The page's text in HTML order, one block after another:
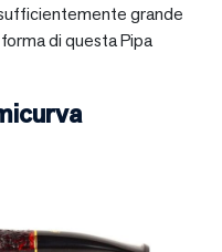
grande
di questa Pipa